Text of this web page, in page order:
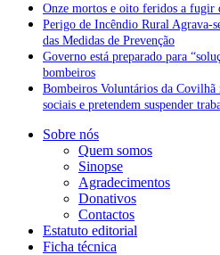
Onze mortos e oito feridos a fugir
Perigo de Incêndio Rural Agrava-
das Medidas de Prevenção
Governo está preparado para
bombeiros
Bombeiros Voluntários da Covilhã
sociais e pretendem suspender
Sobre nós
Quem somos
Sinopse
Agradecimentos
Donativos
Contactos
Estatuto editorial
Ficha técnica